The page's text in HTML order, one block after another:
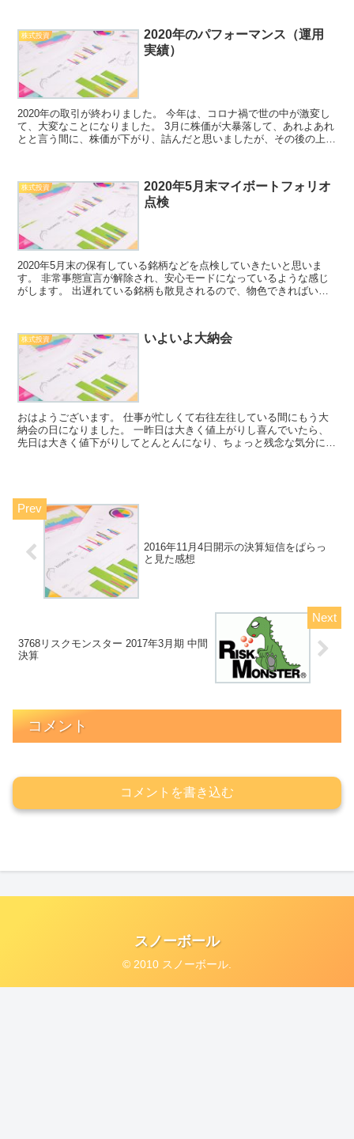
株式投資
2020年のパフォーマンス（運用
実績）
2020年の取引が終わりました。 今年は、コロナ禍で世の中が激変し
て、大変なことになりました。 3月に株価が大暴落して、あれよあれ
とと言う間に、株価が下がり、詰んだと思いましたが、その後の上が
株式投資
2020年5月末マイボートフォリオ
点検
2020年5月末の保有している銘柄などを点検していきたいと思いま
す。 非常事態宣言が解除され、安心モードになっているような感じ
がします。 出遅れている銘柄も散見されるので、物色できればいい
株式投資 いよいよ大納会
おはようございます。 仕事が忙しくて右往左往している間にもう大
納会の日になりました。 一昨日は大きく値上がりし喜んでいたら、
先日は大きく値下がりしてとんとんになり、ちょっと残念な気分にな
2016年11月4日開示の決算短信をぱらっ
と見た感想
3768リスクモンスター 2017年3月期 中間
決算
コメント
コメントを書き込む
スノーボール
© 2010 スノーボール.